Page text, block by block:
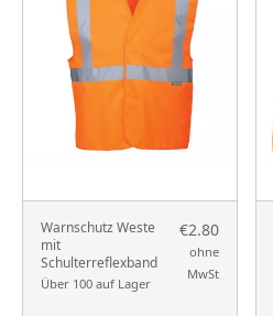
Warnschutz Weste
mit
Schulterreflexband
Über 100 auf Lager
€2.80
ohne
MwSt